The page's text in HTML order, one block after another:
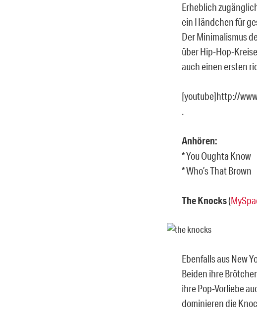
Erheblich
ein Händchen für
Der Minimalismus
über Hip-Hop-
auch einen ersten
[youtube]http://
.
Anhören:
* You Oughta Know
* Who’s That Brown
The Knocks(
Ebenfalls aus New
Beiden ihre
ihre Pop-Vorliebe
dominieren die